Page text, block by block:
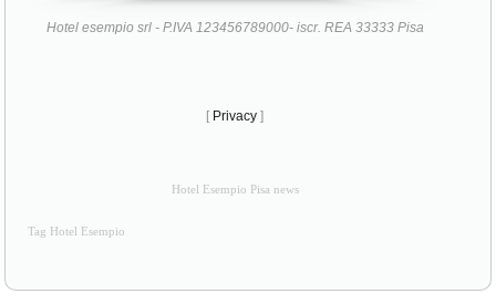
Hotel esempio srl - P.IVA 123456789000- iscr. REA 33333 Pisa
[ Privacy ]
Hotel Esempio Pisa news
Tag Hotel Esempio